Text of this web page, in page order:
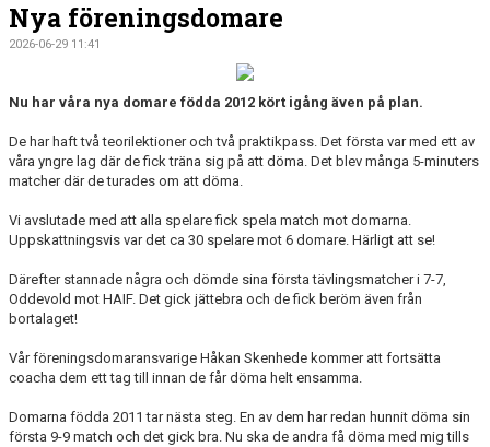
Nya föreningsdomare
2026-06-29 11:41
Nu har våra nya domare födda 2012 kört igång även på plan.
De har haft två teorilektioner och två praktikpass. Det första var med ett av
våra yngre lag där de fick träna sig på att döma. Det blev många 5-minuters
matcher där de turades om att döma.
Vi avslutade med att alla spelare fick spela match mot domarna.
Uppskattningsvis var det ca 30 spelare mot 6 domare. Härligt att se!
Därefter stannade några och dömde sina första tävlingsmatcher i 7-7,
Oddevold mot HAIF. Det gick jättebra och de fick beröm även från
bortalaget!
Vår föreningsdomaransvarige Håkan Skenhede kommer att fortsätta
coacha dem ett tag till innan de får döma helt ensamma.
Domarna födda 2011 tar nästa steg. En av dem har redan hunnit döma sin
första 9-9 match och det gick bra. Nu ska de andra få döma med mig tills